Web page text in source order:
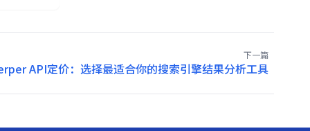
下一篇
API定价：选择最适合你的搜索引擎结果分析工具